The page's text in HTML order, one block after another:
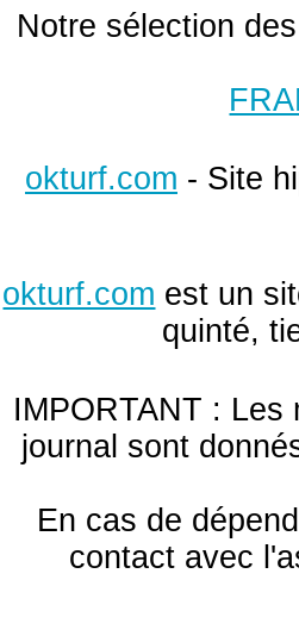
Notre sélection
okturf.com - Site
okturf.com est un
quinté,
IMPORTANT :
journal sont
En cas de
contact avec